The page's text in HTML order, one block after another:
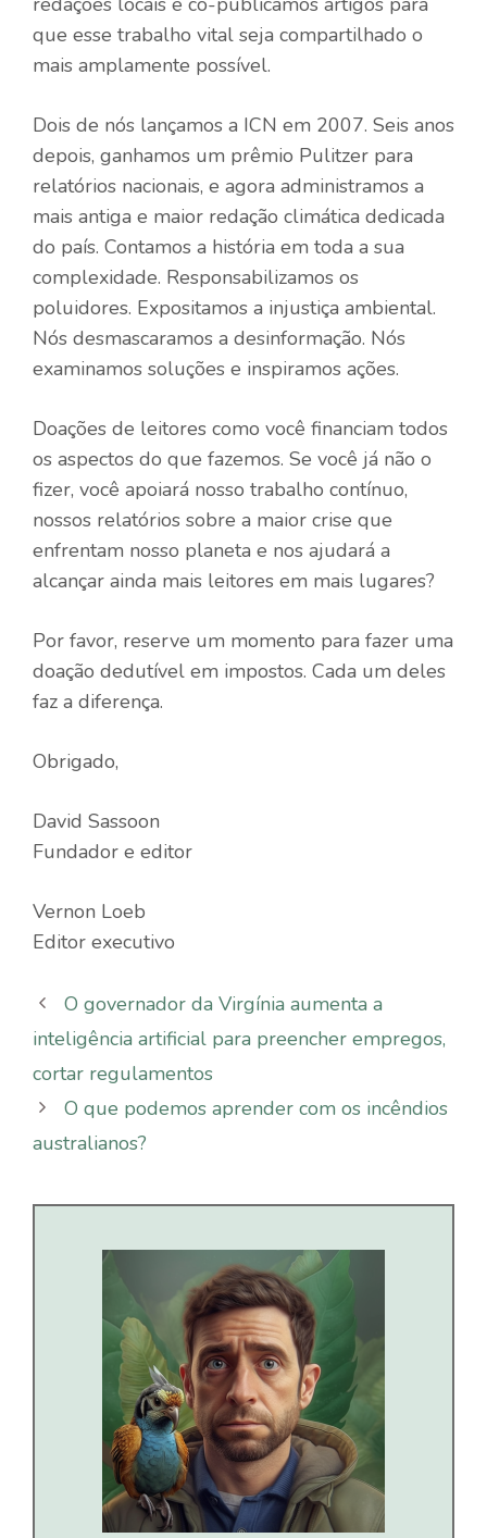
que esse trabalho vital seja compartilhado o
mais amplamente possível.
Dois de nós lançamos a ICN em 2007. Seis anos
depois, ganhamos um prêmio Pulitzer para
relatórios nacionais, e agora administramos a
mais antiga e maior redação climática dedicada
do país. Contamos a história em toda a sua
complexidade. Responsabilizamos os
poluidores. Expositamos a injustiça ambiental.
Nós desmascaramos a desinformação. Nós
examinamos soluções e inspiramos ações.
Doações de leitores como você financiam todos
os aspectos do que fazemos. Se você já não o
fizer, você apoiará nosso trabalho contínuo,
nossos relatórios sobre a maior crise que
enfrentam nosso planeta e nos ajudará a
alcançar ainda mais leitores em mais lugares?
Por favor, reserve um momento para fazer uma
doação dedutível em impostos. Cada um deles
faz a diferença.
Obrigado,
David Sassoon
Fundador e editor
Vernon Loeb
Editor executivo
O governador da Virgínia aumenta a
inteligência artificial para preencher empregos,
cortar regulamentos
O que podemos aprender com os incêndios
australianos?